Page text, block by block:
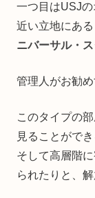
一つ目はUSJ
近い立地にある
ニバーサル・
管理人がお勧
このタイプの
見ることができ
そして高層階
られたりと、